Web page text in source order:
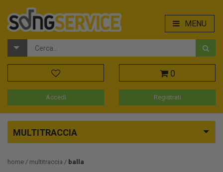
MENU
0
Accedi Registrati
MULTITRACCIA
home multitraccia balla